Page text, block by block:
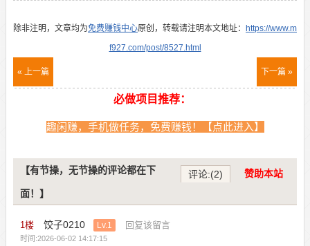
除非注明，文章均为免费赚钱中心原创，转载请注明本文地址：
https://www.m
f927.com/post/8527.html
« 上一篇 下一篇 »
必做项目推荐：
趣闲赚，手机做任务，免费赚钱！【点此进入】
评论:(2) 赞助本站
【有节操，无节操的评论都在下
面！】
1楼 饺子0210 Lv.1 回复该留言
时间:2026-06-02 14:17:15